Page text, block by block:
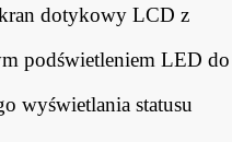
dotykowy LCD z
podświetleniem LED do
wyświetlania statusu